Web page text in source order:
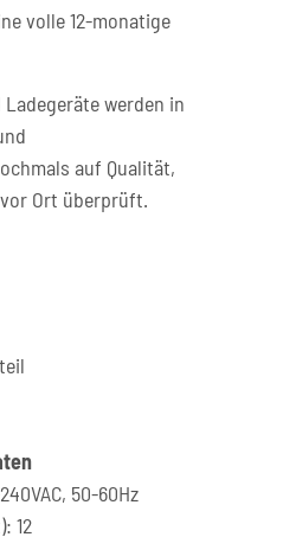
volle 12-monatige
werden in
auf Qualität,
Ort überprüft.
50-60Hz
12